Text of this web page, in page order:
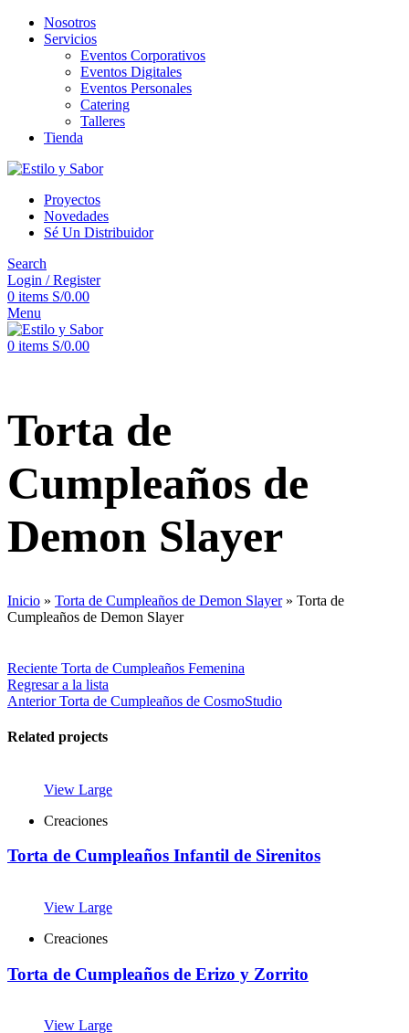
Nosotros
Servicios
Eventos Corporativos
Eventos Digitales
Eventos Personales
Catering
Talleres
Tienda
Proyectos
Novedades
Sé Un Distribuidor
Search
Login / Register
0 items S/0.00
Menu
0 items S/0.00
Torta de
Cumpleaños de
Demon Slayer
Inicio » Torta de Cumpleaños de Demon Slayer» Torta de
Cumpleaños de Demon Slayer
Reciente Torta de Cumpleaños Femenina
Regresar a la lista
Anterior Torta de Cumpleaños de CosmoStudio
Related projects
View Large
Creaciones
Torta de Cumpleaños Infantil de Sirenitos
View Large
Creaciones
Torta de Cumpleaños de Erizo y Zorrito
View Large